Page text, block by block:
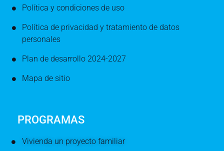
Política y condiciones de uso
Política de privacidad y tratamiento de datos
personales
Plan de desarrollo 2024-2027
Mapa de sitio
PROGRAMAS
Vivienda un proyecto familiar